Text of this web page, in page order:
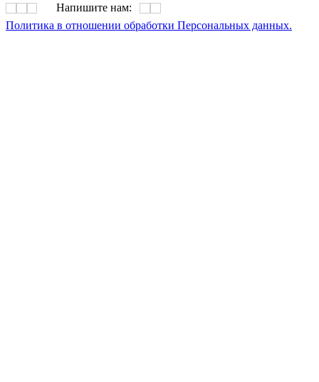
Напишите нам:
Политика в отношении обработки Персональных данных.